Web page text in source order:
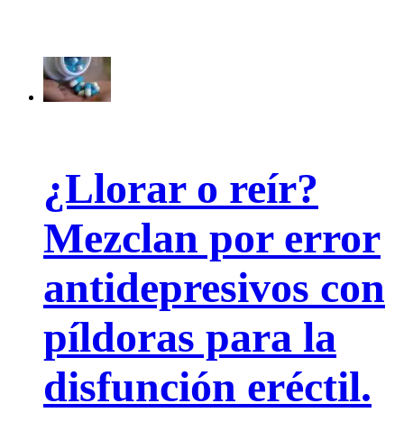
¿Llorar o reír?
Mezclan por error
antidepresivos con
píldoras para la
disfunción eréctil.